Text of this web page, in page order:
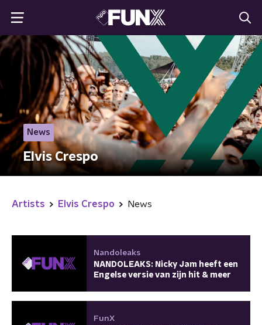
News
Elvis Crespo
Artists Elvis Crespo News
Nandoleaks
NANDOLEAKS: Nicky Jam heeft een
Engelse versie van zijn hit & meer
FunX